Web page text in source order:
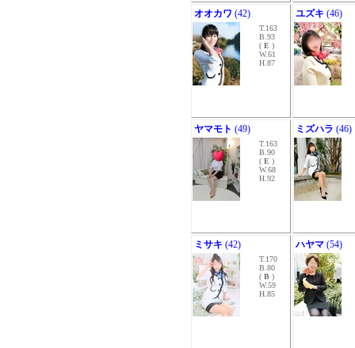
オオカワ (42)
T.163
B.93
( E )
W.61
H.87
ユズキ (46)
ヤマモト (49)
T.163
B.90
( E )
W.68
H.92
ミズハラ (46)
ミサキ (42)
T.170
B.80
( B )
W.59
H.85
ハヤマ (54)